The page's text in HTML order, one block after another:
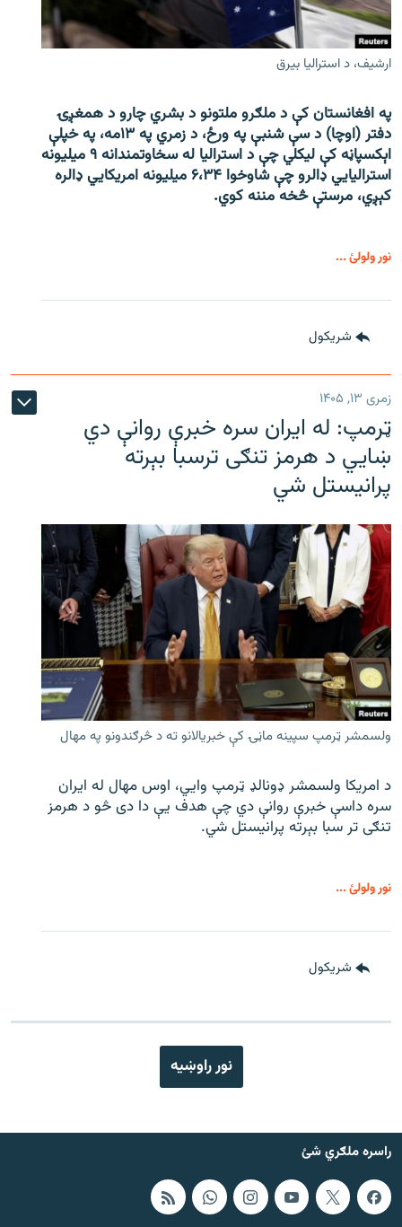
ارشیف، د استرالیا بیرق
په افغانستان کې د ملګرو ملتونو د بشري چارو د همغږۍ
دفتر (اوچا) د سې ‌شنبې په ورځ، د زمري په ۱۳مه، په خپلې
اېکسپاڼه کې لیکلي چې د استرالیا له سخاوتمندانه ۹ میلیونه
استرالیايي ډالرو چې شاوخوا ۶،۳۴ میلیونه امریکايي ډالره
کېږي، مرستې څخه مننه کوي.
نور ولولئ ...
شريکول
زمری ۱۳, ۱۴۰۵
ټرمپ: له ایران سره خبرې روانې دي
ښايي د هرمز تنګی ترسبا بېرته
پرانیستل شي
ولسمشر ټرمپ سپینه ماڼۍ کې خبریالانو ته د څرګندونو په مهال
د امریکا ولسمشر ډونالډ ټرمپ وایي، اوس مهال له ایران
سره داسې خبرې روانې دي چې هدف یې دا دی څو د هرمز
تنګی تر سبا بېرته پرانیستل شي.
نور ولولئ ...
شريکول
نور راوښيه
راسره ملګري شئ